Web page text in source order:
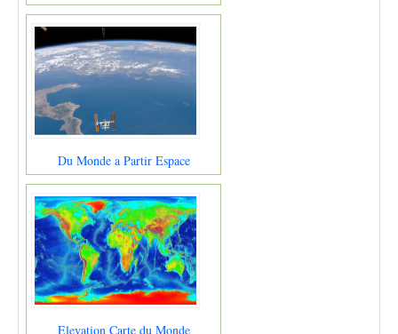
Du Monde a Partir Espace
Elevation Carte du Monde